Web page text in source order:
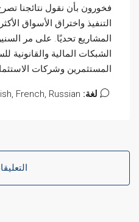
فخورون بأن نقول نتائجنا
التنفيذ واختراق الأسواق
المشاريع تحديًا. على مر
الشبكات المالية والقانونية
المستثمرين وشركات
لغة: